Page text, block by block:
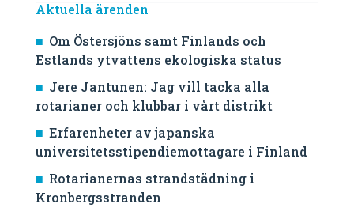
Aktuella ärenden
Om Östersjöns samt Finlands och
Estlands ytvattens ekologiska status
Jere Jantunen: Jag vill tacka alla
rotarianer och klubbar i vårt distrikt
Erfarenheter av japanska
universitetsstipendiemottagare i Finland
Rotarianernas strandstädning i
Kronbergsstranden